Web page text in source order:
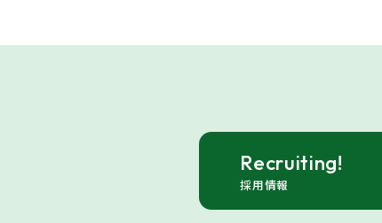
Recruiting!
採用情報